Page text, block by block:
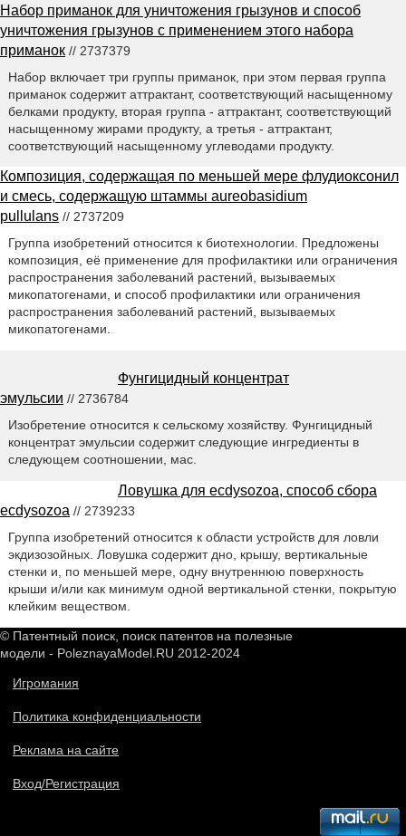
Набор приманок для уничтожения грызунов и способ
уничтожения грызунов с применением этого набора
приманок // 2737379
Набор включает три группы приманок, при этом первая группа
приманок содержит аттрактант, соответствующий насыщенному
белками продукту, вторая группа - аттрактант, соответствующий
насыщенному жирами продукту, а третья - аттрактант,
соответствующий насыщенному углеводами продукту.
Композиция, содержащая по меньшей мере флудиоксонил
и смесь, содержащую штаммы aureobasidium
pullulans // 2737209
Группа изобретений относится к биотехнологии. Предложены
композиция, её применение для профилактики или ограничения
распространения заболеваний растений, вызываемых
микопатогенами, и способ профилактики или ограничения
распространения заболеваний растений, вызываемых
микопатогенами.
Фунгицидный концентрат
эмульсии // 2736784
Изобретение относится к сельскому хозяйству. Фунгицидный
концентрат эмульсии содержит следующие ингредиенты в
следующем соотношении, мас.
Ловушка для ecdysozoa, способ сбора
ecdysozoa // 2739233
Группа изобретений относится к области устройств для ловли
экдизозойных. Ловушка содержит дно, крышу, вертикальные
стенки и, по меньшей мере, одну внутреннюю поверхность
крыши и/или как минимум одной вертикальной стенки, покрытую
клейким веществом.
© Патентный поиск, поиск патентов на полезные
модели - PoleznayaModel.RU 2012-2024
Игромания
Политика конфиденциальности
Реклама на сайте
Вход/Регистрация